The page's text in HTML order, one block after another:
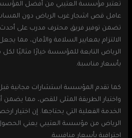
تعتبر مؤسسة العتيبي من أفضل
عامل قص اشجار غرب الرياض دون
تضمن توفير فريق محترف مدرب على أحدث
الالتزام بمعايير السلامة والأمان،
الرياض التابعة للمؤسسة خيارًا مثاليًا
بأسعار مناسبة.
كما تقدم المؤسسة استشارات مجانية قبل
واختيار الطريقة المثلى للقص، مما
الخدمة الفعلية التي يحتاجها. إن
الرياض من مؤسسة العتيبي يعني الحصول
احترافية بأسعار منافسة.